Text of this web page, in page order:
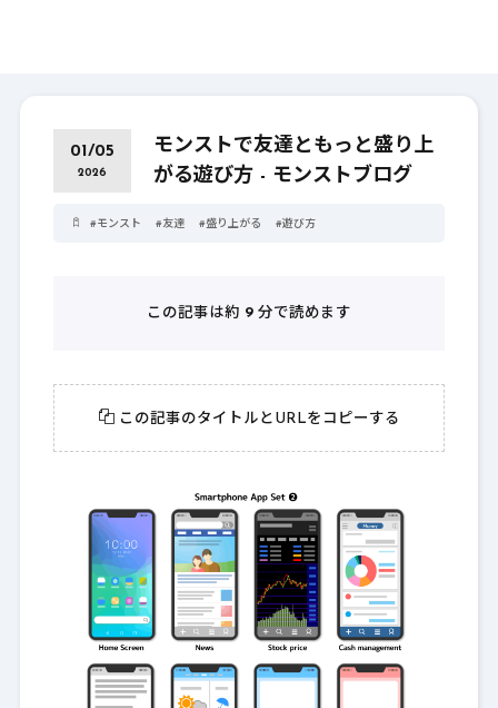
01/05
2026
モンストで友達ともっと盛り上
がる遊び方 - モンストブログ
#モンスト #友達 #盛り上がる #遊び方
この記事は約 9 分で読めます
この記事のタイトルとURLをコピーする